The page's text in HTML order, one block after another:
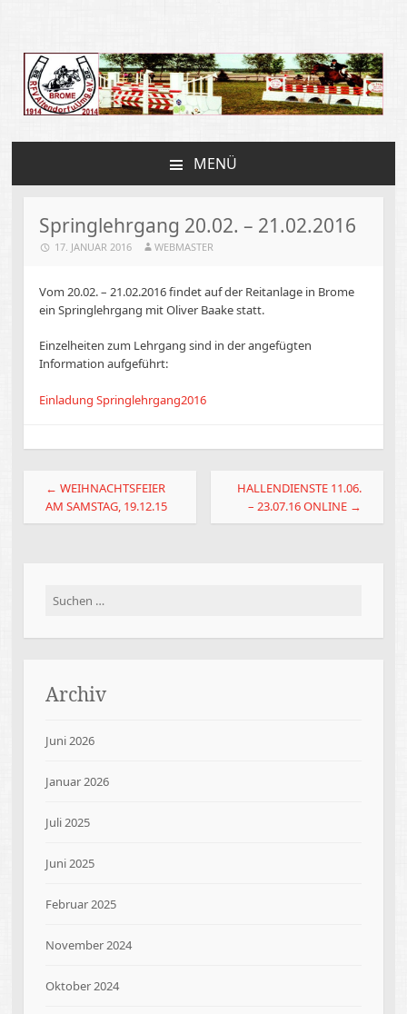
Reit und Fahrverein
Altendorf
MENÜ
ZUM
SPRINGEN
Springlehrgang 20.02. – 21.02.2016
17. JANUAR 2016 WEBMASTER
Vom 20.02. – 21.02.2016 findet auf der Reitanlage in Brome
ein Springlehrgang mit Oliver Baake statt.
Einzelheiten zum Lehrgang sind in der angefügten
Information aufgeführt:
Einladung Springlehrgang2016
Beitragsnavigation
← WEIHNACHTSFEIER
AM SAMSTAG, 19.12.15
HALLENDIENSTE 11.06.
– 23.07.16 ONLINE →
Suchen
Archiv
Juni 2026
Januar 2026
Juli 2025
Juni 2025
Februar 2025
November 2024
Oktober 2024